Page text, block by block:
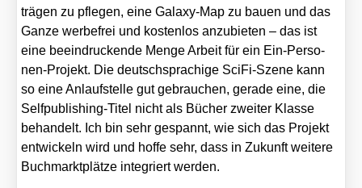
trä­gen zu pfle­gen, eine Gala­xy-Map zu bau­en und das
Gan­ze wer­be­frei und kos­ten­los anzu­bie­ten – das ist
eine beein­dru­cken­de Men­ge Arbeit für ein Ein-Per­so­
nen-Pro­jekt. Die deutsch­spra­chi­ge Sci­Fi-Sze­ne kann
so eine Anlauf­stel­le gut gebrau­chen, gera­de eine, die
Self­pu­bli­shing-Titel nicht als Bücher zwei­ter Klas­se
behan­delt. Ich bin sehr gespannt, wie sich das Pro­jekt
ent­wi­ckeln wird und hof­fe sehr, dass in Zukunft wei­te­re
Buch­markt­plät­ze inte­griert wer­den.